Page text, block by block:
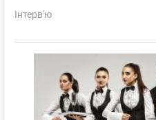
Інтерв'ю